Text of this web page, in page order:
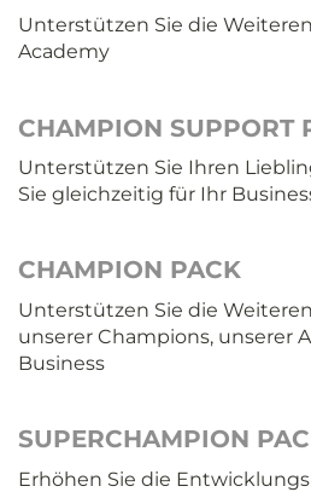
Unterstützen Sie die
Academy
CHAMPION SUPPORT
Unterstützen Sie Ihren
Sie gleichzeitig für Ihr
CHAMPION PACK
Unterstützen Sie die
unserer Champions, unserer
Business
SUPERCHAMPION
Erhöhen Sie die